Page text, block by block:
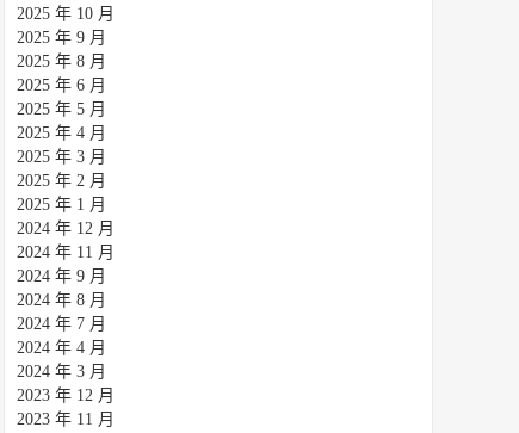
2025 年 10 月
2025 年 9 月
2025 年 8 月
2025 年 6 月
2025 年 5 月
2025 年 4 月
2025 年 3 月
2025 年 2 月
2025 年 1 月
2024 年 12 月
2024 年 11 月
2024 年 9 月
2024 年 8 月
2024 年 7 月
2024 年 4 月
2024 年 3 月
2023 年 12 月
2023 年 11 月